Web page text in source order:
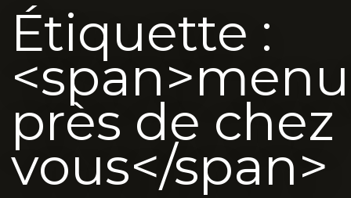
Étiquette :
près de chez
vous</span>